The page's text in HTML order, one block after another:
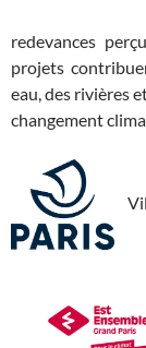
redevances
projets
eau, des rivières
changement